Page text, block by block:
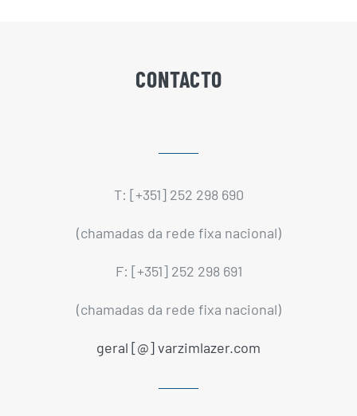
CONTACTO
T: [+351] 252 298 690
(chamadas da rede fixa nacional)
F: [+351] 252 298 691
(chamadas da rede fixa nacional)
geral [@] varzimlazer.com